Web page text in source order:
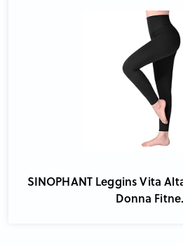
SINOPHANT Leggins Vita
Donna